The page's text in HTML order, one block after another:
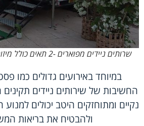
שרותים ניידים מפוארים -2 תאים כולל מיזוג עוצמתי ואנשי שירות
במיוחד באירועים גדולים כמו
החשיבות של שירותים ניידים תקינים
נקיים ומתוחזקים היטב יכולים
ולהבטיח את בריאות